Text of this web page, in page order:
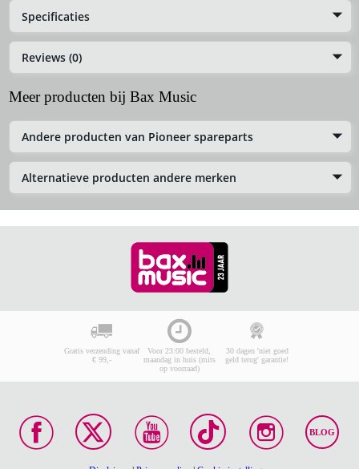
Specificaties
Reviews (0)
Meer producten bij Bax Music
Andere producten van Pioneer spareparts
Alternatieve producten andere merken
Gratis verzending vanaf
€ 99,-
Voor 23:00 besteld,
maandag in huis (mits
op voorraad)
30 dagen 'niet goed
geld terug' garantie!
BLOG